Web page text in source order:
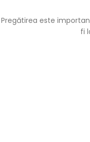
Pregătirea este
fi